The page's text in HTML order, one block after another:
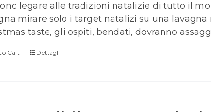
legare alle tradizioni natalizie di tutto il
mirare solo i target natalizi su una
taste, gli ospiti, bendati, dovranno
Cart Dettagli